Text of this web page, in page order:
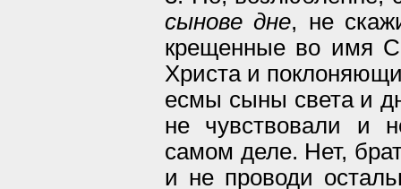
сынове дне, не
крещенные во имя
Христа и
есмы сыны света и
не чувствовали и
самом деле. Нет,
и не проводи